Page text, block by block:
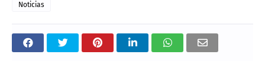
Noticias